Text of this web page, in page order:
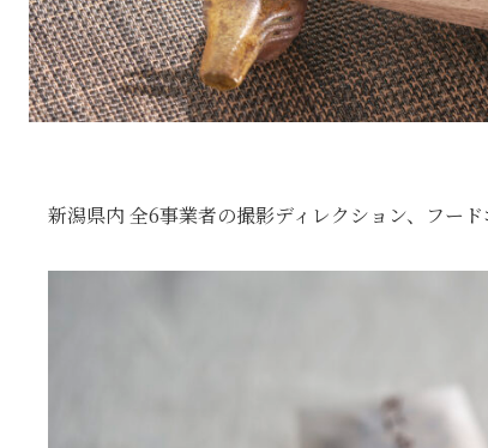
新潟県内 全6事業者の撮影ディレクション、フー